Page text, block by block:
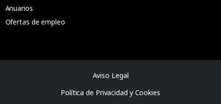
Anuarios
Ofertas de empleo
Aviso Legal
Política de Privacidad y Cookies